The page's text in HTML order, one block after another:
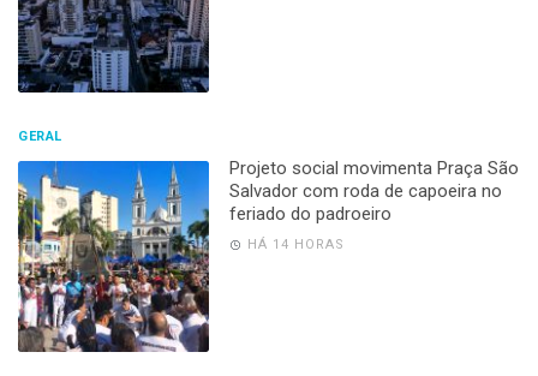
GERAL
Projeto social movimenta Praça São
Salvador com roda de capoeira no
feriado do padroeiro
HÁ 14 HORAS